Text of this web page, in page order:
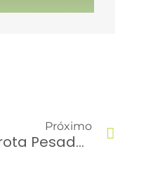
Próximo
Frota Pesada Em Foco – Ep #04 – Como Saber Se Minha Carga Está Gerando Lucro?